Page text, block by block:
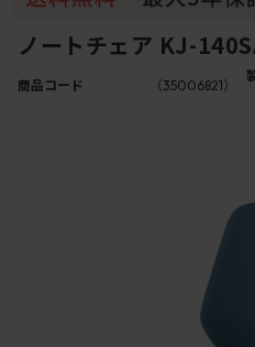
ノートチェア KJ-
商品コード （35006821）